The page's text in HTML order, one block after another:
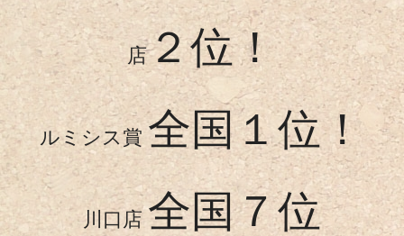
店２位！
ルミシス賞 全国１位！
川口店 全国７位